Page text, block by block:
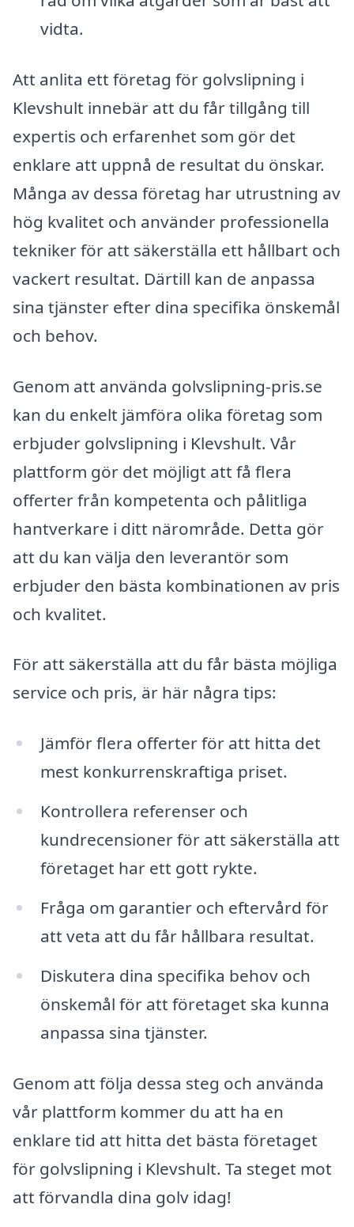
vidta.
Att anlita ett företag för golvslipning i
Klevshult innebär att du får tillgång till
expertis och erfarenhet som gör det
enklare att uppnå de resultat du önskar.
Många av dessa företag har utrustning av
hög kvalitet och använder professionella
tekniker för att säkerställa ett hållbart och
vackert resultat. Därtill kan de anpassa
sina tjänster efter dina specifika önskemål
och behov.
Genom att använda golvslipning-pris.se
kan du enkelt jämföra olika företag som
erbjuder golvslipning i Klevshult. Vår
plattform gör det möjligt att få flera
offerter från kompetenta och pålitliga
hantverkare i ditt närområde. Detta gör
att du kan välja den leverantör som
erbjuder den bästa kombinationen av pris
och kvalitet.
För att säkerställa att du får bästa möjliga
service och pris, är här några tips:
Jämför flera offerter för att hitta det
mest konkurrenskraftiga priset.
Kontrollera referenser och
kundrecensioner för att säkerställa att
företaget har ett gott rykte.
Fråga om garantier och eftervård för
att veta att du får hållbara resultat.
Diskutera dina specifika behov och
önskemål för att företaget ska kunna
anpassa sina tjänster.
Genom att följa dessa steg och använda
vår plattform kommer du att ha en
enklare tid att hitta det bästa företaget
för golvslipning i Klevshult. Ta steget mot
att förvandla dina golv idag!